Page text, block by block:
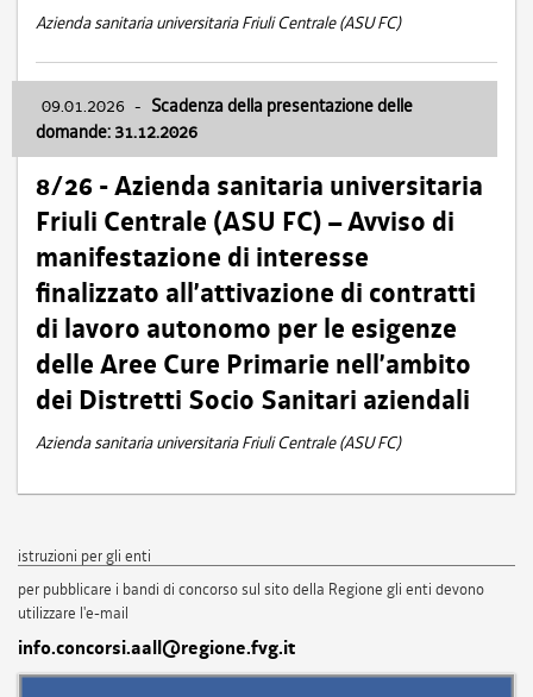
Azienda sanitaria universitaria Friuli Centrale (ASU FC)
09.01.2026 - Scadenza della presentazione delle
domande: 31.12.2026
8/26 - Azienda sanitaria universitaria
Friuli Centrale (ASU FC) – Avviso di
manifestazione di interesse
finalizzato all’attivazione di contratti
di lavoro autonomo per le esigenze
delle Aree Cure Primarie nell’ambito
dei Distretti Socio Sanitari aziendali
Azienda sanitaria universitaria Friuli Centrale (ASU FC)
istruzioni per gli enti
per pubblicare i bandi di concorso sul sito della Regione gli enti devono
utilizzare l'e-mail
info.concorsi.aall@regione.fvg.it